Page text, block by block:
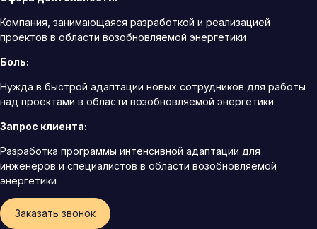
Компания, занимающаяся разработкой и реализацией
проектов в области возобновляемой энергетики
Боль:
Нужда в быстрой адаптации новых сотрудников для работы
над проектами в области возобновляемой энергетики
Запрос клиента:
Разработка программы интенсивной адаптации для
инженеров и специалистов в области возобновляемой
энергетики
Заказать звонок